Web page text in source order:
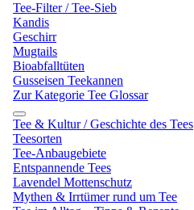
Tee-Filter / Tee-Sieb
Kandis
Geschirr
Mugtails
Bioabfalltüten
Gusseisen Teekannen
Zur Kategorie Tee Glossar
Tee & Kultur / Geschichte des Tees
Teesorten
Tee-Anbaugebiete
Entspannende Tees
Lavendel Mottenschutz
Mythen & Irrtümer rund um Tee